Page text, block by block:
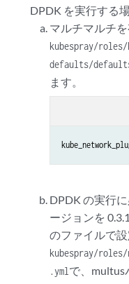
DPDK を実行する
マルチマルチを
kubespray/roles/
defaults/
ます。
DPDK の実行
ージョンを
のファイルで設
kubespray/
.ymlで、multus